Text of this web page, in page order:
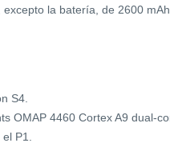
la batería, de 2600
S4.
OMAP 4460 Cortex A9 dual-
P1.